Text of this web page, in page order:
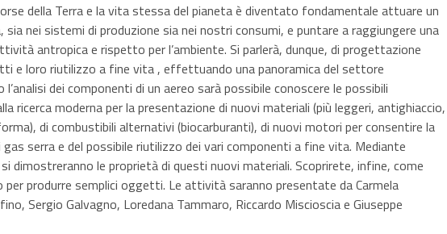
della Terra e la vita stessa del pianeta è diventato fondamentale attuare un
sia nei sistemi di produzione sia nei nostri consumi, e puntare a raggiungere una
antropica e rispetto per l’ambiente. Si parlerà, dunque, di progettazione
e loro riutilizzo a fine vita , effettuando una panoramica del settore
dei componenti di un aereo sarà possibile conoscere le possibili
ricerca moderna per la presentazione di nuovi materiali (più leggeri, antighiaccio,
di combustibili alternativi (biocarburanti), di nuovi motori per consentire la
serra e del possibile riutilizzo dei vari componenti a fine vita. Mediante
dimostreranno le proprietà di questi nuovi materiali. Scoprirete, infine, come
per produrre semplici oggetti. Le attività saranno presentate da Carmela
Sergio Galvagno, Loredana Tammaro, Riccardo Miscioscia e Giuseppe